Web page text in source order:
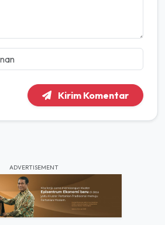
Kirim Komentar
ADVERTISEMENT